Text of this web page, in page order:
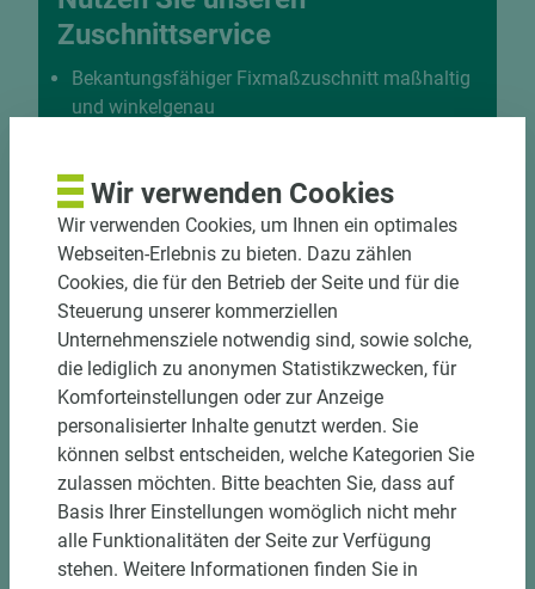
Zuschnittservice
Bekantungsfähiger Fixmaßzuschnitt maßhaltig
und winkelgenau
Einzelteiletikettierung auf Wunsch möglich
Materialschonende und kundengerechte
Verpackung der Fixmaße
Jetzt Zuschnitt anfragen
Wir verwenden Cookies
Wir verwenden Cookies, um Ihnen ein optimales
Webseiten-Erlebnis zu bieten. Dazu zählen
Cookies, die für den Betrieb der Seite und für die
Steuerung unserer kommerziellen
Unternehmensziele notwendig sind, sowie solche,
die lediglich zu anonymen Statistikzwecken, für
Komforteinstellungen oder zur Anzeige
personalisierter Inhalte genutzt werden. Sie
können selbst entscheiden, welche Kategorien Sie
zulassen möchten. Bitte beachten Sie, dass auf
Basis Ihrer Einstellungen womöglich nicht mehr
alle Funktionalitäten der Seite zur Verfügung
stehen. Weitere Informationen finden Sie in